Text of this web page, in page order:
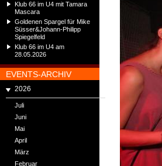
Klub 66 im U4 mit Tamara
Mascara
Goldenen Spargel für Mike
Süsser&Johann-Philipp
Spiegelfeld
Klub 66 im U4 am
28.05.2026
EVENTS-ARCHIV
2026
Juli
Juni
Mai
April
März
Februar